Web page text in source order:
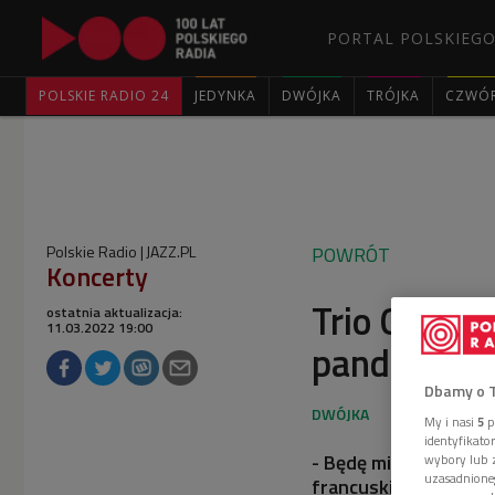
PORTAL
POLSKIE RADIO 24 JEDYNKA DWÓJKA TRÓJKA
POWRÓT
Polskie Radio JAZZ.PL
Koncerty
Trio Obara
pandemii
ostatnia aktualizacja:
11.03.2022 19:00
- Będę miał
francuskim
Dbamy o
My i nasi 5
wybory lub